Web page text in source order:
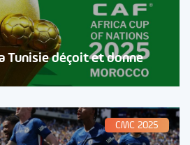
Tunisie déçoit et donne
CMC 2025